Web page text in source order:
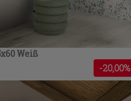
Weiß
-20,00%